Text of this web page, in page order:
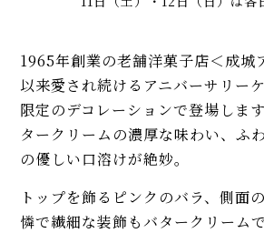
1965年創業の老舗洋菓子店＜成城
以来愛され続けるアニバーサリー
限定のデコレーションで登場しま
タークリームの濃厚な味わい、ふ
の優しい口溶けが絶妙。
トップを飾るピンクのバラ、側面
憐で繊細な装飾もバタークリーム